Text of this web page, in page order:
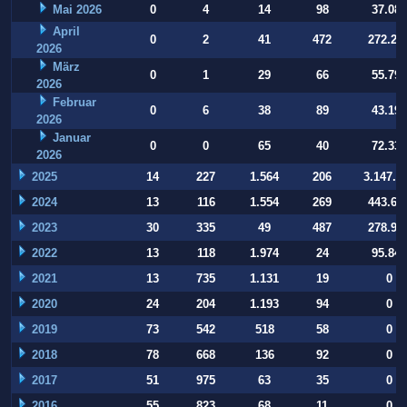
Mai 2026 0 4 14 98
37.084
April
2026
0 2 41 472
März
2026
0 1 29 66
55.794
Februar
2026
0 6 38 89
43.197
Januar
2026
0 0 65 40 72.332
2025 14 227 1.564 206
2024
13 116 1.554 269
2023
30 335 49 487
2022
13 118 1.974 24
95.847
2021
13 735 1.131 19
0
2020
24 204 1.193 94
0
2019
73 542 518 58
0
2018
78 668 136 92
0
2017
51 975 63 35
0